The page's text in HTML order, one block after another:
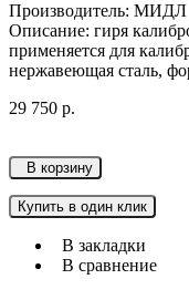
Производитель: МИДЛ
Описание: гиря
применяется для
нержавеющая сталь,
29 750 р.
В корзину
Купить в один клик
В закладки
В сравнение